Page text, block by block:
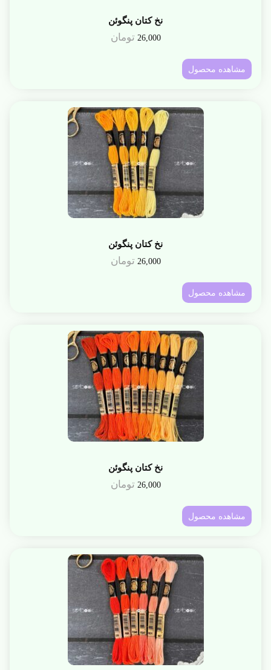
نخ کتان پنگوئن
26,000 تومان
مشاهده محصول
نخ کتان پنگوئن
26,000 تومان
مشاهده محصول
نخ کتان پنگوئن
26,000 تومان
مشاهده محصول